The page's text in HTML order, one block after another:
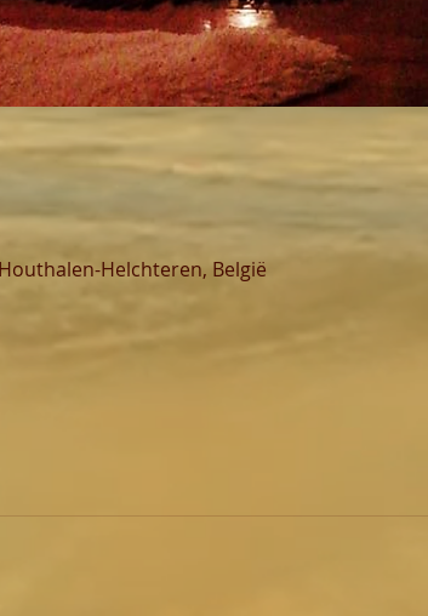
Helchteren, België